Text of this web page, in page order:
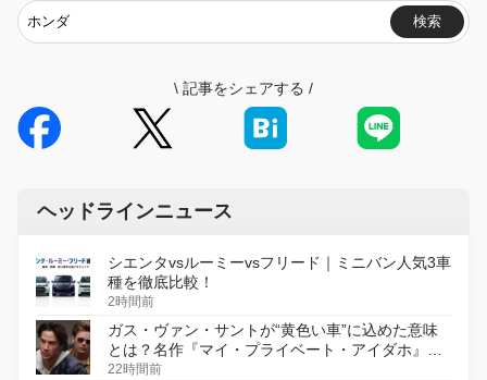
検索
\ 記事をシェアする /
ヘッドラインニュース
シエンタvsルーミーvsフリード｜ミニバン人気3車
種を徹底比較！
2時間前
ガス・ヴァン・サントが“黄色い車”に込めた意味
とは？名作『マイ・プライベート・アイダホ』が
初のデジタルリマスター版で復活
22時間前